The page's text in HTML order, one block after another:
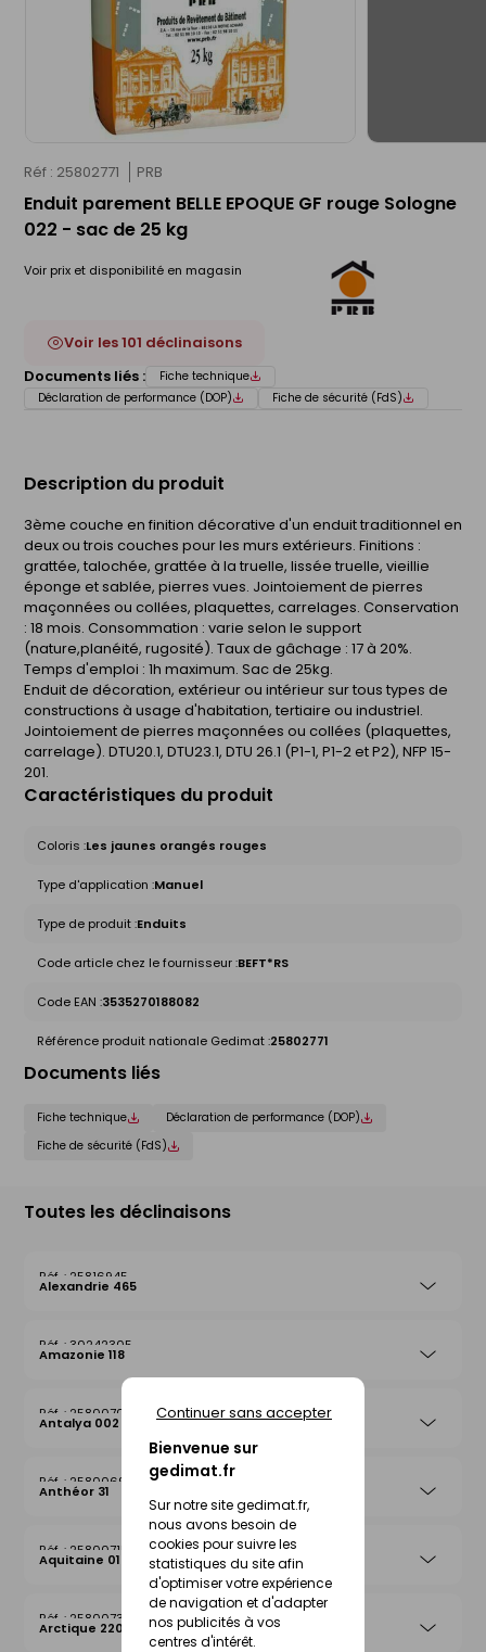
Bienvenue sur
gedimat.fr
Sur notre site gedimat.fr,
nous avons besoin de
cookies pour suivre les
statistiques du site afin
d'optimiser votre expérience
de navigation et d'adapter
nos publicités à vos
centres d'intérêt.
Continuer sans accepter
Réf : 25802771 PRB
Enduit parement BELLE EPOQUE GF rouge Sologne
022 - sac de 25 kg
Voir prix et disponibilité en magasin
Voir les 101 déclinaisons
Documents liés :
Fiche technique
Déclaration de performance (DOP)
Fiche de sécurité (FdS)
Description du produit
3ème couche en finition décorative d'un enduit traditionnel en
deux ou trois couches pour les murs extérieurs. Finitions :
grattée, talochée, grattée à la truelle, lissée truelle, vieillie
éponge et sablée, pierres vues. Jointoiement de pierres
maçonnées ou collées, plaquettes, carrelages. Conservation
: 18 mois. Consommation : varie selon le support
(nature,planéité, rugosité). Taux de gâchage : 17 à 20%.
Temps d'emploi : 1h maximum. Sac de 25kg.
Enduit de décoration, extérieur ou intérieur sur tous types de
constructions à usage d'habitation, tertiaire ou industriel.
Jointoiement de pierres maçonnées ou collées (plaquettes,
carrelage). DTU20.1, DTU23.1, DTU 26.1 (P1-1, P1-2 et P2), NFP 15-
201.
Caractéristiques du produit
Coloris :Les jaunes orangés rouges
Type d'application :Manuel
Type de produit :Enduits
Code article chez le fournisseur :BEFT*RS
Code EAN :3535270188082
Référence produit nationale Gedimat :25802771
Documents liés
Fiche technique
Déclaration de performance (DOP)
Fiche de sécurité (FdS)
Toutes les déclinaisons
25816945
Alexandrie 465
30242305
Amazonie 118
25800708
Antalya 002
25800692
Anthéor 31
25800715
Aquitaine 019
25800739
Arctique 220